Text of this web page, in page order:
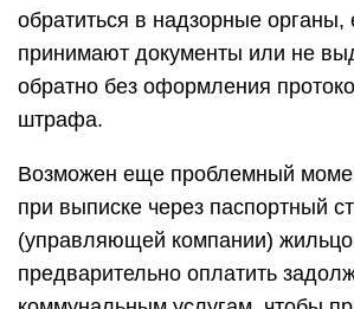
обратиться в надзорные органы,
принимают документы или не
обратно без оформления
штрафа.
Возможен еще проблемный
при выписке через паспортный
(управляющей компании)
предварительно оплатить